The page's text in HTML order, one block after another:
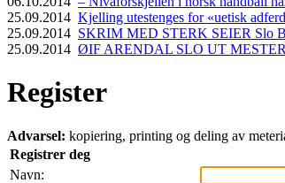
25.09.2014 Kjelling utestenges for «uetisk
25.09.2014 SKRIM MED STERK SEIER Slo
25.09.2014 ØIF ARENDAL SLO UT
Register
Advarsel: kopiering, printing og deling av
Registrer deg
Navn: